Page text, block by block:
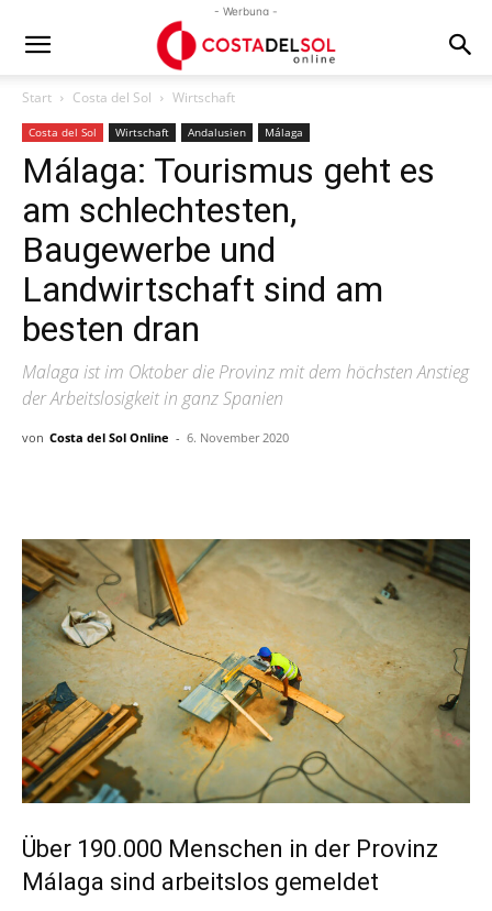
- Werbung -
Start Costa del Sol Wirtschaft
Costa del Sol Wirtschaft Andalusien Málaga
Málaga: Tourismus geht es
am schlechtesten,
Baugewerbe und
Landwirtschaft sind am
besten dran
Malaga ist im Oktober die Provinz mit dem höchsten Anstieg
der Arbeitslosigkeit in ganz Spanien
von Costa del Sol Online - 6. November 2020
Über 190.000 Menschen in der Provinz
Málaga sind arbeitslos gemeldet